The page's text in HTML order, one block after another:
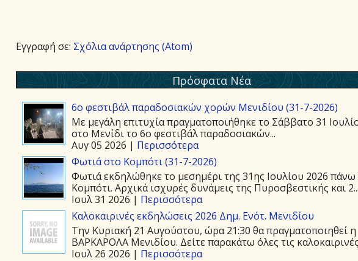
Εγγραφή σε: Σχόλια ανάρτησης (Atom)
Πρόσφατα Νέα
6ο φεστιβάλ παραδοσιακών χορών Μενιδίου (31-7-2026)
Με μεγάλη επιτυχία πραγματοποιήθηκε το Σάββατο 31
στο Μενίδι το 6ο φεστιβάλ παραδοσιακών...
Αυγ 05 2026 | Περισσότερα
Φωτιά στο Κομπότι (31-7-2026)
Φωτιά εκδηλώθηκε το μεσημέρι της 31ης Ιουλίου 2026
Κομπότι. Αρχικά ισχυρές δυνάμεις της Πυροσβεστικής και 2...
Ιουλ 31 2026 | Περισσότερα
Καλοκαιρινές εκδηλώσεις 2026 Δημ. Ενότ. Μενιδίου
Την Κυριακή 21 Αυγούστου, ώρα 21:30 θα πραγματοποιηθεί η
ΒΑΡΚΑΡΟΛΑ Μενιδίου. Δείτε παρακάτω όλες τις
Ιουλ 26 2026 | Περισσότερα